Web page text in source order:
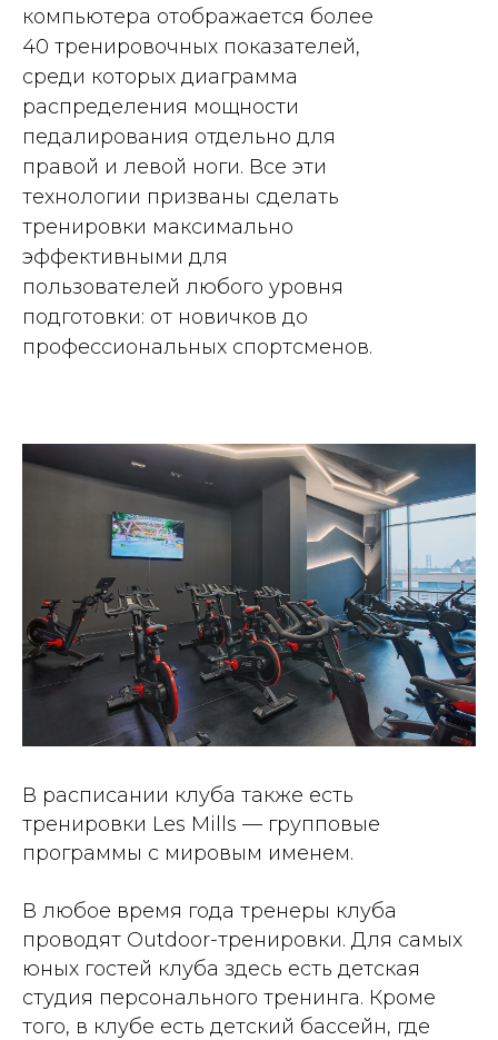
компьютера отображается более
40 тренировочных показателей,
среди которых диаграмма
распределения мощности
педалирования отдельно для
правой и левой ноги. Все эти
технологии призваны сделать
тренировки максимально
эффективными для
пользователей любого уровня
подготовки: от новичков до
профессиональных спортсменов.
В расписании клуба также есть
тренировки Les Mills — групповые
программы с мировым именем.
В любое время года тренеры клуба
проводят Outdoor-тренировки. Для самых
юных гостей клуба здесь есть детская
студия персонального тренинга. Кроме
того, в клубе есть детский бассейн, где